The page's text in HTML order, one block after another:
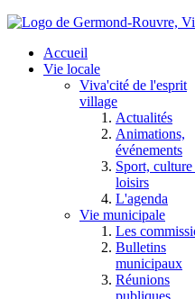
Accueil
Vie locale
Viva'cité de l'esprit
village
Actualités
Animations,
événements
Sport, culture
loisirs
L'agenda
Vie municipale
Les
Bulletins
municipaux
Réunions
publiques